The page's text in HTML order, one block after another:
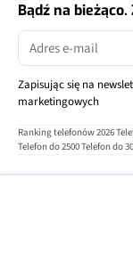
Bądź na
Zapisując się na
marketingowych
Ranking telefonów 2026
Telefon do 2500Telefon do